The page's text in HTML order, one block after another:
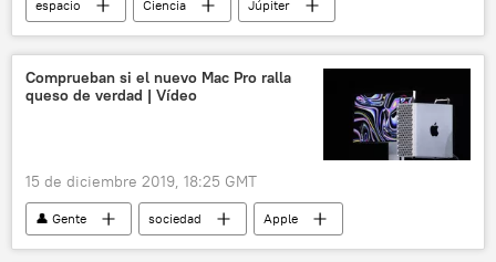
espacio Ciencia
Júpiter
ciclones
NASA noticias
Comprueban si el nuevo Mac Pro ralla
queso de verdad | Vídeo
15 de diciembre 2019, 18:25 GMT
👤 Gente sociedad
Apple
Mac Pro
queso noticias